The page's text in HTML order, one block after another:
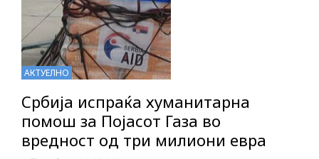
АКТУЕЛНО
Србија испраќа хуманитарна
помош за Појасот Газа во
вредност од три милиони евра